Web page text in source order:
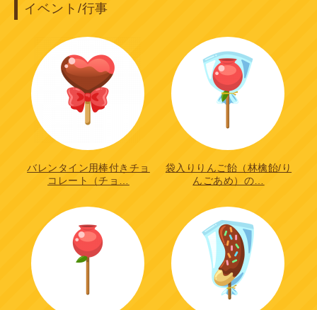
イベント/行事
バレンタイン用棒付きチョ
コレート（チョ…
袋入りりんご飴（林檎飴/り
んごあめ）の…